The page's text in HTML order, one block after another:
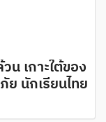
น เกาะใต้ของ
ย นักเรียนไทย